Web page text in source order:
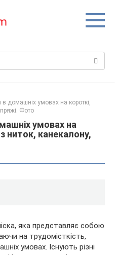
в домашніх умовах на короткі,
Фото
умовах на
ниток, канекалону,
яка представляє собою
на трудомісткість,
умовах. Існують різні